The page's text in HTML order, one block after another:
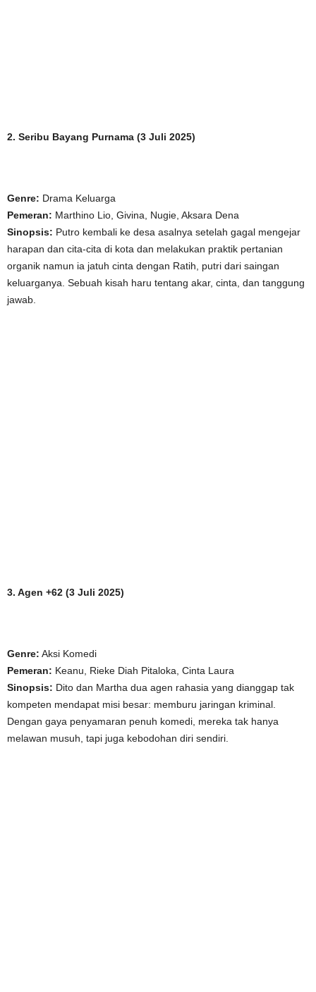
2. Seribu Bayang Purnama (3 Juli 2025)
Genre: Drama Keluarga
Pemeran: Marthino Lio, Givina, Nugie, Aksara Dena
Sinopsis: Putro kembali ke desa asalnya setelah gagal mengejar
harapan dan cita-cita di kota dan melakukan praktik pertanian
organik namun ia jatuh cinta dengan Ratih, putri dari saingan
keluarganya. Sebuah kisah haru tentang akar, cinta, dan tanggung
jawab.
3. Agen +62 (3 Juli 2025)
Genre: Aksi Komedi
Pemeran: Keanu, Rieke Diah Pitaloka, Cinta Laura
Sinopsis: Dito dan Martha dua agen rahasia yang dianggap tak
kompeten mendapat misi besar: memburu jaringan kriminal.
Dengan gaya penyamaran penuh komedi, mereka tak hanya
melawan musuh, tapi juga kebodohan diri sendiri.